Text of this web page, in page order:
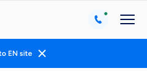
EN site